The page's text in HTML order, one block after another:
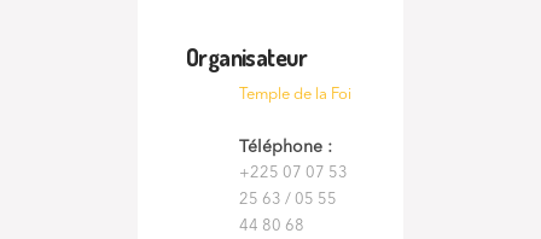
Organisateur
Temple de la Foi
Téléphone :
+225 07 07 53
25 63 / 05 55
44 80 68